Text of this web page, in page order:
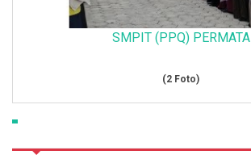
SMPIT (PPQ) PERMATA
(2 Foto)